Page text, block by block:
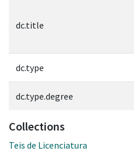
dc.title
dc.type
dc.type.degree
Collections
Teis de Licenciatura